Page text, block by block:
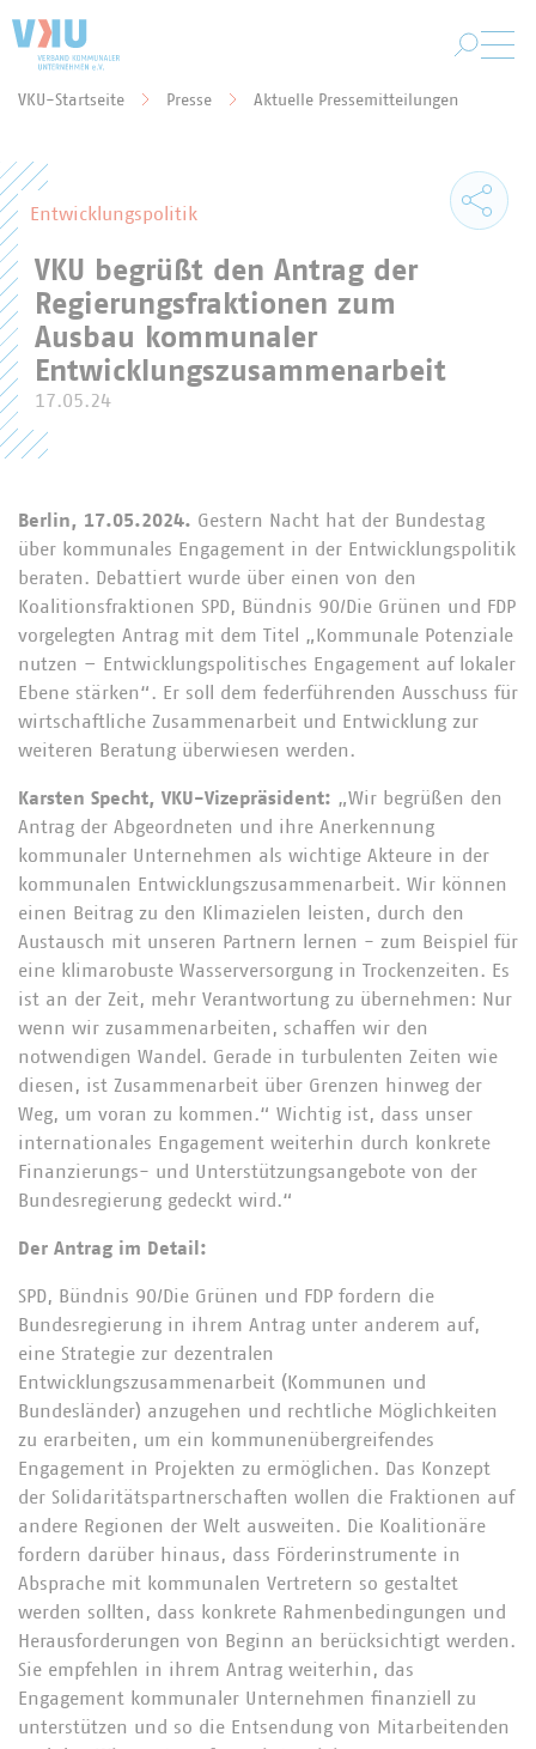
VKU-Startseite Presse Aktuelle Pressemitteilungen
Entwicklungspolitik
VKU begrüßt den Antrag der
Regierungsfraktionen zum
Ausbau kommunaler
Entwicklungszusammenarbeit
17.05.24
Berlin, 17.05.2024. Gestern Nacht hat der Bundestag
über kommunales Engagement in der Entwicklungspolitik
beraten. Debattiert wurde über einen von den
Koalitionsfraktionen SPD, Bündnis 90/Die Grünen und FDP
vorgelegten Antrag mit dem Titel „Kommunale Potenziale
nutzen – Entwicklungspolitisches Engagement auf lokaler
Ebene stärken“. Er soll dem federführenden Ausschuss für
wirtschaftliche Zusammenarbeit und Entwicklung zur
weiteren Beratung überwiesen werden.
Karsten Specht, VKU-Vizepräsident: „Wir begrüßen den
Antrag der Abgeordneten und ihre Anerkennung
kommunaler Unternehmen als wichtige Akteure in der
kommunalen Entwicklungszusammenarbeit. Wir können
einen Beitrag zu den Klimazielen leisten, durch den
Austausch mit unseren Partnern lernen - zum Beispiel für
eine klimarobuste Wasserversorgung in Trockenzeiten. Es
ist an der Zeit, mehr Verantwortung zu übernehmen: Nur
wenn wir zusammenarbeiten, schaffen wir den
notwendigen Wandel. Gerade in turbulenten Zeiten wie
diesen, ist Zusammenarbeit über Grenzen hinweg der
Weg, um voran zu kommen.“ Wichtig ist, dass unser
internationales Engagement weiterhin durch konkrete
Finanzierungs- und Unterstützungsangebote von der
Bundesregierung gedeckt wird.“
Der Antrag im Detail:
SPD, Bündnis 90/Die Grünen und FDP fordern die
Bundesregierung in ihrem Antrag unter anderem auf,
eine Strategie zur dezentralen
Entwicklungszusammenarbeit (Kommunen und
Bundesländer) anzugehen und rechtliche Möglichkeiten
zu erarbeiten, um ein kommunenübergreifendes
Engagement in Projekten zu ermöglichen. Das Konzept
der Solidaritätspartnerschaften wollen die Fraktionen auf
andere Regionen der Welt ausweiten. Die Koalitionäre
fordern darüber hinaus, dass Förderinstrumente in
Absprache mit kommunalen Vertretern so gestaltet
werden sollten, dass konkrete Rahmenbedingungen und
Herausforderungen von Beginn an berücksichtigt werden.
Sie empfehlen in ihrem Antrag weiterhin, das
Engagement kommunaler Unternehmen finanziell zu
unterstützen und so die Entsendung von Mitarbeitenden